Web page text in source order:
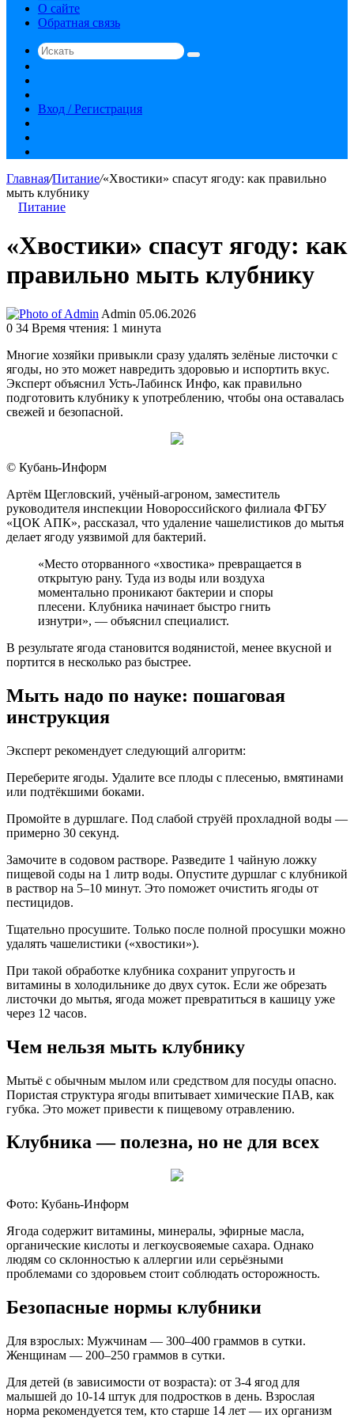
О сайте
Обратная связь
Искать
статья
Вход / Регистрация
Главная/Питание/«Хвостики» спасут ягоду: как правильно
мыть клубнику
Питание
«Хвостики» спасут ягоду: как
правильно мыть клубнику
Admin Send
an
05.06.2026
0 34 Время чтения: 1 минута
Многие хозяйки привыкли сразу удалять зелёные листочки с
ягоды, но это может навредить здоровью и испортить вкус.
Эксперт объяснил Усть-Лабинск Инфо, как правильно
подготовить клубнику к употреблению, чтобы она оставалась
свежей и безопасной.
© Кубань-Информ
Артём Щегловский, учёный-агроном, заместитель
руководителя инспекции Новороссийского филиала ФГБУ
«ЦОК АПК», рассказал, что удаление чашелистиков до мытья
делает ягоду уязвимой для бактерий.
«Место оторванного «хвостика» превращается в
открытую рану. Туда из воды или воздуха
моментально проникают бактерии и споры
плесени. Клубника начинает быстро гнить
изнутри», — объяснил специалист.
В результате ягода становится водянистой, менее вкусной и
портится в несколько раз быстрее.
Мыть надо по науке: пошаговая
инструкция
Эксперт рекомендует следующий алгоритм:
Переберите ягоды. Удалите все плоды с плесенью, вмятинами
или подтёкшими боками.
Промойте в дуршлаге. Под слабой струёй прохладной воды —
примерно 30 секунд.
Замочите в содовом растворе. Разведите 1 чайную ложку
пищевой соды на 1 литр воды. Опустите дуршлаг с клубникой
в раствор на 5–10 минут. Это поможет очистить ягоды от
пестицидов.
Тщательно просушите. Только после полной просушки можно
удалять чашелистики («хвостики»).
При такой обработке клубника сохранит упругость и
витамины в холодильнике до двух суток. Если же обрезать
листочки до мытья, ягода может превратиться в кашицу уже
через 12 часов.
Чем нельзя мыть клубнику
Мытьё с обычным мылом или средством для посуды опасно.
Пористая структура ягоды впитывает химические ПАВ, как
губка. Это может привести к пищевому отравлению.
Клубника — полезна, но не для всех
Фото: Кубань-Информ
Ягода содержит витамины, минералы, эфирные масла,
органические кислоты и легкоусвояемые сахара. Однако
людям со склонностью к аллергии или серьёзными
проблемами со здоровьем стоит соблюдать осторожность.
Безопасные нормы клубники
Для взрослых: Мужчинам — 300–400 граммов в сутки.
Женщинам — 200–250 граммов в сутки.
Для детей (в зависимости от возраста): от 3-4 ягод для
малышей до 10-14 штук для подростков в день. Взрослая
норма рекомендуется тем, кто старше 14 лет — их организм